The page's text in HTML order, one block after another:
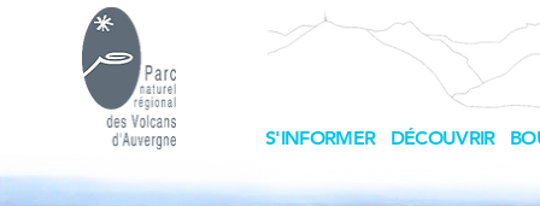
S'INFORMER DÉCOUVRIR